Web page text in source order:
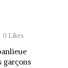
0 Likes
garçons